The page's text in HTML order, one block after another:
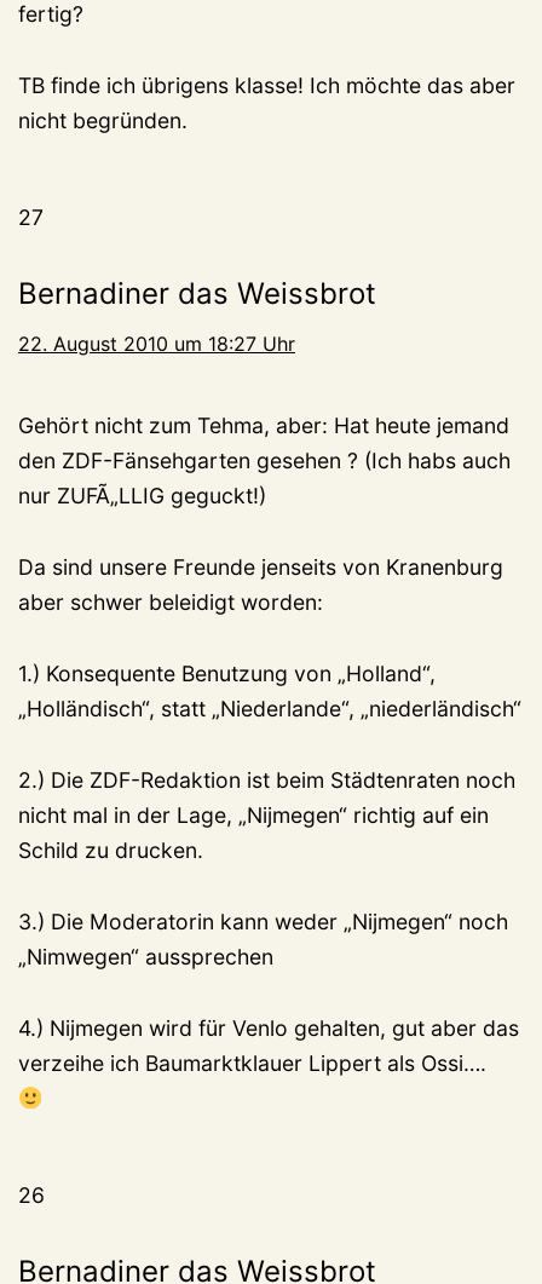
fertig?
TB finde ich übrigens klasse! Ich möchte das aber
nicht begründen.
27
Bernadiner das Weissbrot
22. August 2010 um 18:27 Uhr
Gehört nicht zum Tehma, aber: Hat heute jemand
den ZDF-Fänsehgarten gesehen ? (Ich habs auch
nur ZUFÃ„LLIG geguckt!)
Da sind unsere Freunde jenseits von Kranenburg
aber schwer beleidigt worden:
1.) Konsequente Benutzung von „Holland“,
„Holländisch“, statt „Niederlande“, „niederländisch“
2.) Die ZDF-Redaktion ist beim Städtenraten noch
nicht mal in der Lage, „Nijmegen“ richtig auf ein
Schild zu drucken.
3.) Die Moderatorin kann weder „Nijmegen“ noch
„Nimwegen“ aussprechen
4.) Nijmegen wird für Venlo gehalten, gut aber das
verzeihe ich Baumarktklauer Lippert als Ossi….
26
Bernadiner das Weissbrot